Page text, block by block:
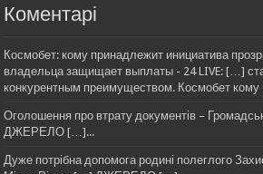
Коментарі
Космобет: кому принадлежит инициатива
владельца защищает выплаты - 24 LIVE: […]
конкурентным преимуществом. Космобет кому
Оголошення про втрату документів –
ДЖЕРЕЛО […]...
Дуже потрібна допомога родині полеглого